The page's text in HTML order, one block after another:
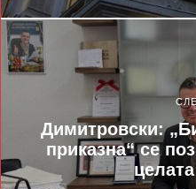
Димитровски:
приказна“ се